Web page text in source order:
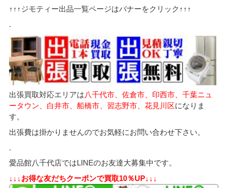
↑↑↑ジモティー出品一覧ページはバナーをクリック↑↑↑
.
出張買取対応エリアは八千代市、佐倉市、印西市、千葉ニュ
ータウン、白井市、船橋市、習志野市、花見川区になりま
す。
出張費は掛かりませんのでお気軽にお問い合わせ下さい。
.
愛品館八千代店ではLINEのお友達大募集中です。
↓↓↓お得な友だちクーポンで買取10％UP↓↓↓